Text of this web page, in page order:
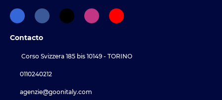
Contacto
Corso Svizzera 185 bis 10149 - TORINO
0110240212
agenzie@goonitaly.com